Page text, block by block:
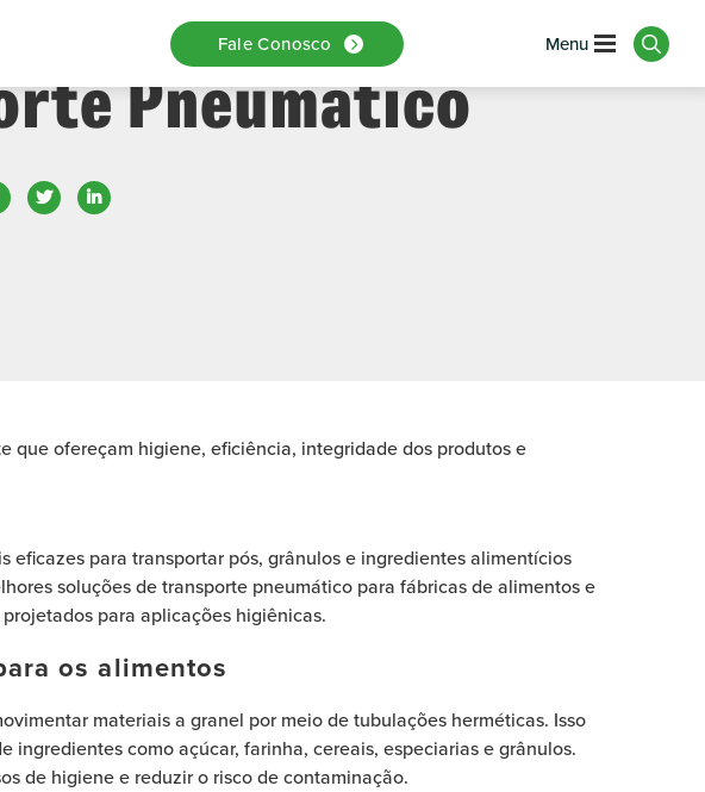
Fale Conosco
Alimentícias
Pneumático
TwitterLinkedIn
que ofereçam higiene, eficiência, integridade dos produtos e
eficazes para transportar pós, grânulos e ingredientes alimentícios
soluções de transporte pneumático para fábricas de alimentos e
para aplicações higiênicas.
os alimentos
materiais a granel por meio de tubulações herméticas. Isso
como açúcar, farinha, cereais, especiarias e grânulos.
de higiene e reduzir o risco de contaminação.